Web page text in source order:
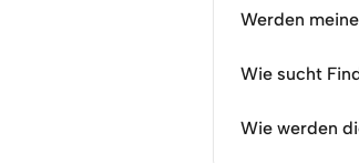
Werden
Wie sucht
Wie werden